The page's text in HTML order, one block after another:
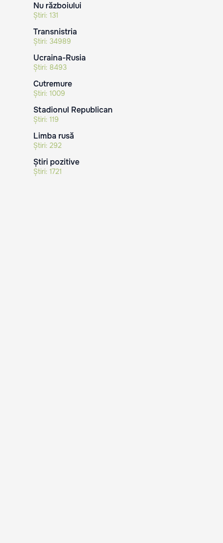
Nu războiului
Știri: 131
Transnistria
Știri: 34989
Ucraina-Rusia
Știri: 8493
Cutremure
Știri: 1009
Stadionul Republican
Știri: 119
Limba rusă
Știri: 292
Știri pozitive
Știri: 1721